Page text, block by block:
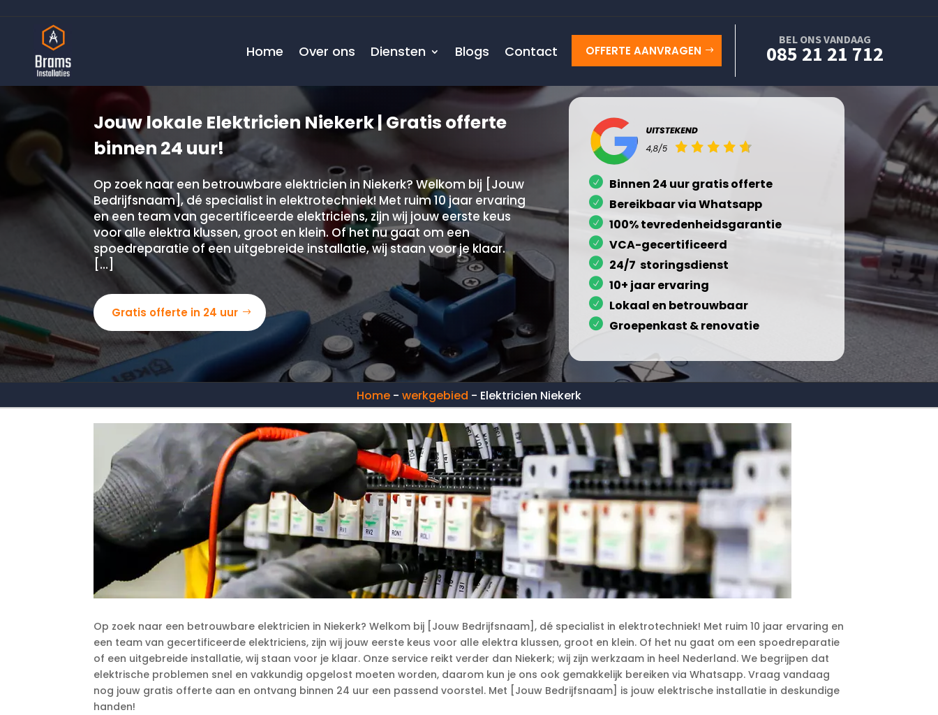
Home Over ons Diensten Blogs Contact OFFERTE AANVRAGEN
BEL ONS VANDAAG
085 21 21 712
Jouw lokale Elektricien Niekerk | Gratis offerte
binnen 24 uur!
Op zoek naar een betrouwbare elektricien in Niekerk? Welkom bij [Jouw
Bedrijfsnaam], dé specialist in elektrotechniek! Met ruim 10 jaar ervaring
en een team van gecertificeerde elektriciens, zijn wij jouw eerste keus
voor alle elektra klussen, groot en klein. Of het nu gaat om een
spoedreparatie of een uitgebreide installatie, wij staan voor je klaar.
[…]
Gratis offerte in 24 uur
Binnen 24 uur gratis offerte
Bereikbaar via Whatsapp
100% tevredenheidsgarantie
VCA-gecertificeerd
24/7 storingsdienst
10+ jaar ervaring
Lokaal en betrouwbaar
Groepenkast & renovatie
Home - werkgebied - Elektricien Niekerk
Op zoek naar een betrouwbare elektricien in Niekerk? Welkom bij [Jouw Bedrijfsnaam], dé specialist in elektrotechniek! Met ruim 10 jaar ervaring en
een team van gecertificeerde elektriciens, zijn wij jouw eerste keus voor alle elektra klussen, groot en klein. Of het nu gaat om een spoedreparatie
of een uitgebreide installatie, wij staan voor je klaar. Onze service reikt verder dan Niekerk; wij zijn werkzaam in heel Nederland. We begrijpen dat
elektrische problemen snel en vakkundig opgelost moeten worden, daarom kun je ons ook gemakkelijk bereiken via Whatsapp. Vraag vandaag
nog jouw gratis offerte aan en ontvang binnen 24 uur een passend voorstel. Met [Jouw Bedrijfsnaam] is jouw elektrische installatie in deskundige
handen!